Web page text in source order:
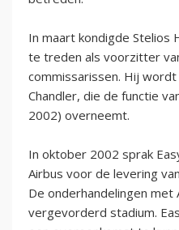
In maart kondigde Stelios
te treden als voorzitter
commissarissen. Hij
Chandler, die de functie
2002) overneemt.
In oktober 2002 sprak
Airbus voor de levering
De onderhandelingen met
vergevorderd stadium.